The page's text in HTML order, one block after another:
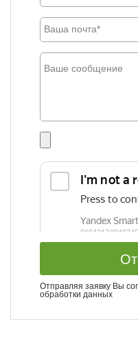
Отправляя заявку Вы
обработки данных